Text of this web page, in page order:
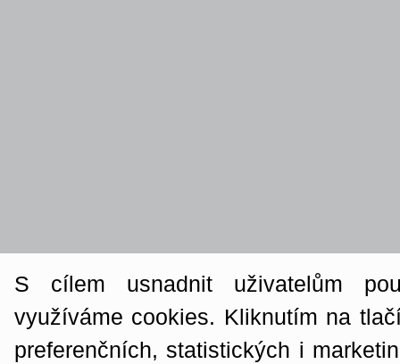
S cílem usnadnit uživatelům
využíváme cookies. Kliknutím na
preferenčních, statistických i